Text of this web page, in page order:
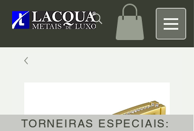
TORNEIRAS ESPECIAIS: